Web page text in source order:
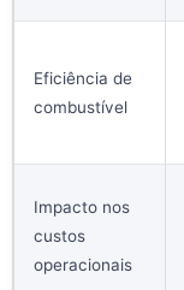
Eficiência de
combustível
Impacto nos
custos
operacionais